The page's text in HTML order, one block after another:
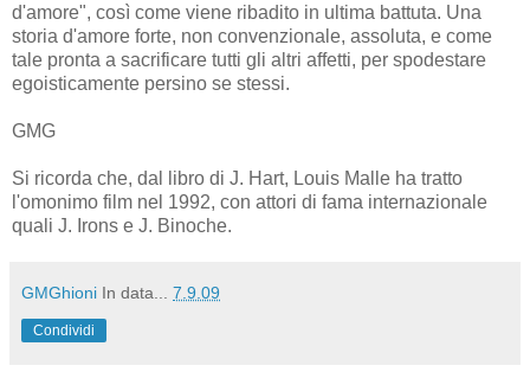
d'amore", così come viene ribadito in ultima battuta. Una
storia d'amore forte, non convenzionale, assoluta, e come
tale pronta a sacrificare tutti gli altri affetti, per spodestare
egoisticamente persino se stessi.
GMG
Si ricorda che, dal libro di J. Hart, Louis Malle ha tratto
l'omonimo film nel 1992, con attori di fama internazionale
quali J. Irons e J. Binoche.
GMGhioni In data... 7.9.09
Condividi